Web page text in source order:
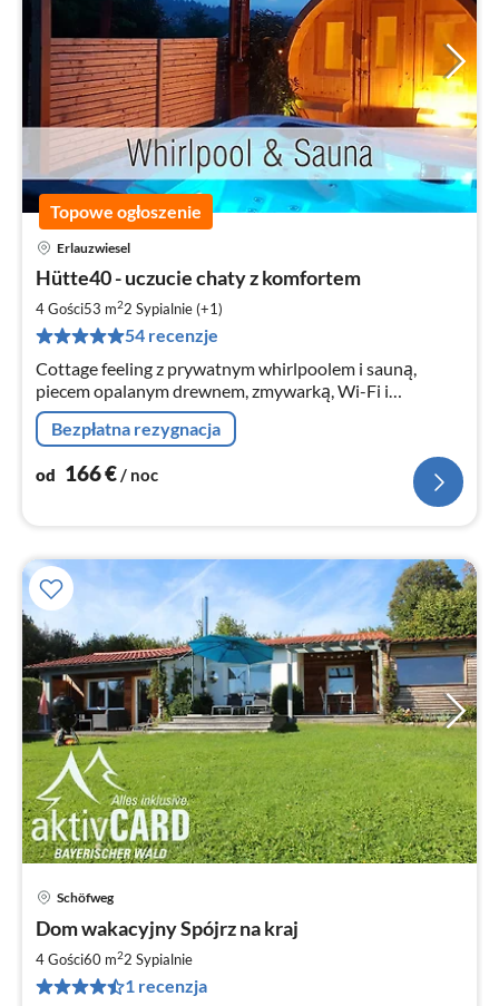
Topowe ogłoszenie
Erlauzwiesel
Hütte40 - uczucie chaty z komfortem
4 Gości53 m22 Sypialnie (+1)
54 recenzje
Cottage feeling z prywatnym whirlpoolem i sauną,
piecem opalanym drewnem, zmywarką, Wi-Fi i
ogrzewaniem podłogowym. Ogrodzony.
Bezpłatna rezygnacja
od 166€/ noc
Schöfweg
Dom wakacyjny Spójrz na kraj
4 Gości60 m22 Sypialnie
1 recenzja